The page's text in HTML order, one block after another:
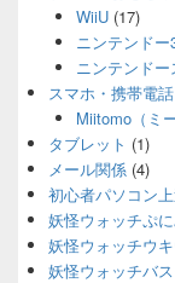
WiiU(17)
ニンテンドー
ニンテンドー
スマホ・携帯電話
Miitomo（ミ
タブレット (1)
メール関係 (4)
初心者パソコン
妖怪ウォッチぷ
妖怪ウォッチウ
妖怪ウォッチバ